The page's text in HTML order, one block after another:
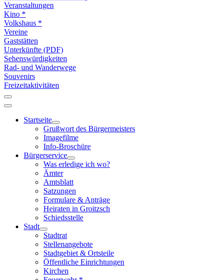
Veranstaltungen
Kino *
Volkshaus *
Vereine
Gaststätten
Unterkünfte (PDF)
Sehenswürdigkeiten
Rad- und Wanderwege
Souvenirs
Freizeitaktivitäten
Startseite
Grußwort des Bürgermeisters
Imagefilme
Info-Broschüre
Bürgerservice
Was erledige ich wo?
Ämter
Amtsblatt
Satzungen
Formulare & Anträge
Heiraten in Groitzsch
Schiedsstelle
Stadt
Stadtrat
Stellenangebote
Stadtgebiet & Ortsteile
Öffentliche Einrichtungen
Kirchen